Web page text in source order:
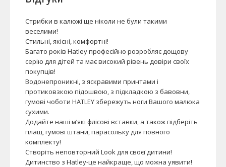
Стрибки в калюжі ще ніколи не були такими
веселими!
Стильні, якісні, комфортні!
Багато років Hatley професійно розробляє дощову
серію для дітей та має високий рівень довіри своїх
покупців!
Водонепроникні, з яскравими принтами і
протиковзкою підошвою, з підкладкою з бавовни,
гумові чоботи HATLEY збережуть ноги Вашого малюка
сухими.
Додайте наші м’які флісові вставки, а також підберіть
плащ, гумові штани, парасольку для повного
комплекту!
Створіть неповторний Look для своєї дитини!
Дитинство з Hatley-це найкраще, що можна уявити!